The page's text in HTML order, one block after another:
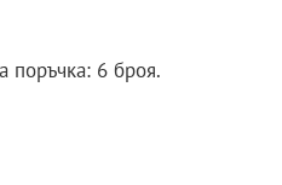
поръчка: 6 броя.